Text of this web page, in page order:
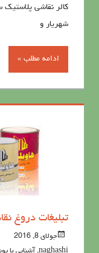
کالر نقاشی پلاستیک
شهریار و
ادامه مطلب »
تبلیغات دروغ
جولای 8, 2016
naghashi
, آشنايي با